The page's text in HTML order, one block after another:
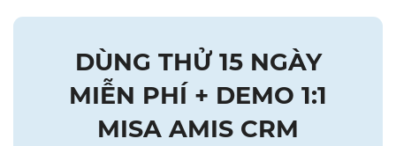
DÙNG THỬ 15 NGÀY
MIỄN PHÍ + DEMO 1:1
MISA AMIS CRM